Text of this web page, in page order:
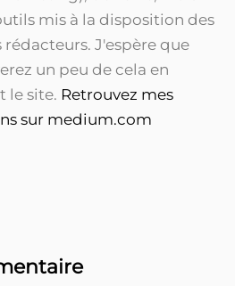
mis à la disposition des
rédacteurs. J'espère que
un peu de cela en
le site. Retrouvez mes
sur medium.com